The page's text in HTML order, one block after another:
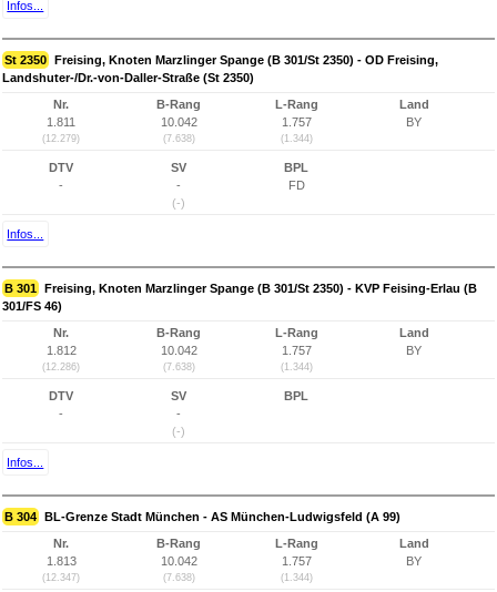
Infos...
St 2350 Freising, Knoten Marzlinger Spange (B 301/St 2350) - OD Freising,
Landshuter-/Dr.-von-Daller-Straße (St 2350)
Nr.
1.811
(12.279)
B-Rang
10.042
(7.638)
L-Rang
1.757
(1.344)
Land
BY
DTV
-
SV
-
(-)
BPL
FD
Infos...
B 301 Freising, Knoten Marzlinger Spange (B 301/St 2350) - KVP Feising-Erlau (B
301/FS 46)
Nr.
1.812
(12.286)
B-Rang
10.042
(7.638)
L-Rang
1.757
(1.344)
Land
BY
DTV
-
SV
-
(-)
BPL
Infos...
B 304 BL-Grenze Stadt München - AS München-Ludwigsfeld (A 99)
Nr.
1.813
(12.347)
B-Rang
10.042
(7.638)
L-Rang
1.757
(1.344)
Land
BY